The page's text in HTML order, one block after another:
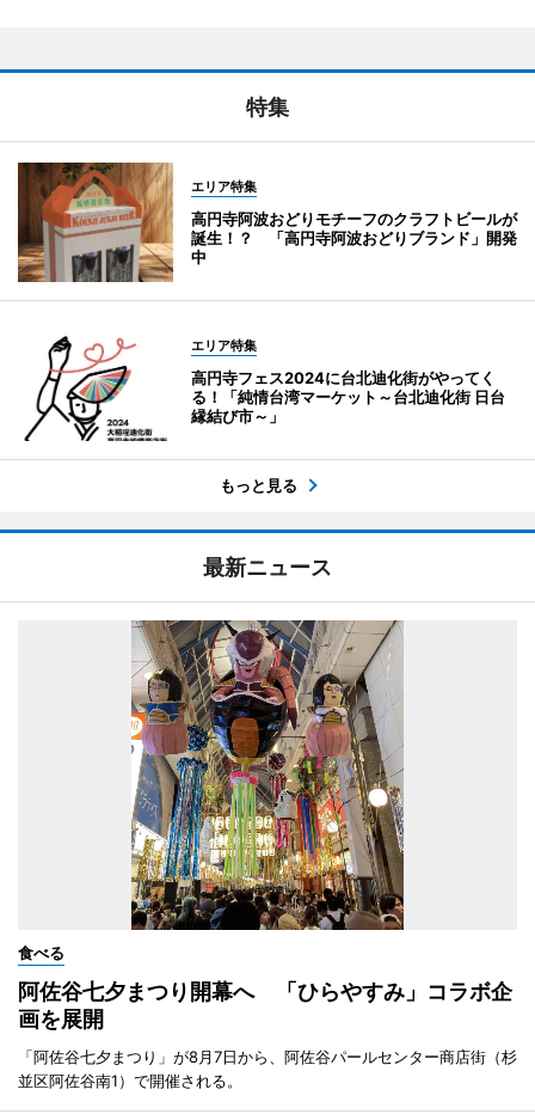
特集
エリア特集
高円寺阿波おどりモチーフのクラフトビールが
誕生！？ 「高円寺阿波おどりブランド」開発
中
エリア特集
高円寺フェス2024に台北迪化街がやってく
る！「純情台湾マーケット～台北迪化街 日台
縁結び市～」
もっと見る
最新ニュース
食べる
阿佐谷七夕まつり開幕へ 「ひらやすみ」コラボ企
画を展開
「阿佐谷七夕まつり」が8月7日から、阿佐谷パールセンター商店街（杉
並区阿佐谷南1）で開催される。